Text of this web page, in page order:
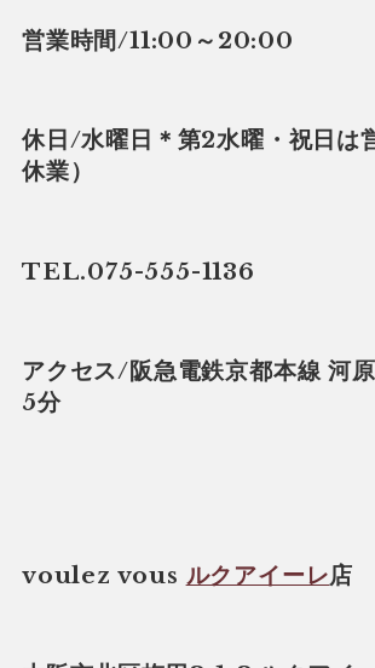
営業時間/11:00～20:00
休日/水曜日＊第2水曜・祝日は
休業）
TEL.075-555-1136
アクセス/阪急電鉄京都本線 河
5分
voulez vous ルクアイーレ店